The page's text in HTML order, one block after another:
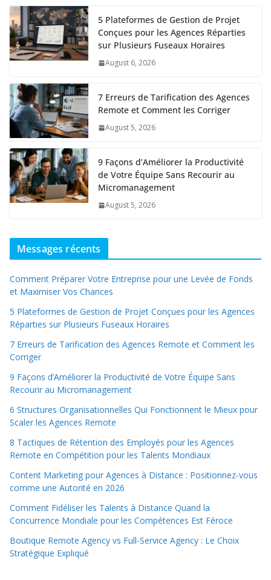
5 Plateformes de Gestion de Projet
Conçues pour les Agences Réparties
sur Plusieurs Fuseaux Horaires
August 6, 2026
7 Erreurs de Tarification des Agences
Remote et Comment les Corriger
August 5, 2026
9 Façons d’Améliorer la Productivité
de Votre Équipe Sans Recourir au
Micromanagement
August 5, 2026
Messages récents
Comment Préparer Votre Entreprise pour une Levée de Fonds
et Maximiser Vos Chances
5 Plateformes de Gestion de Projet Conçues pour les Agences
Réparties sur Plusieurs Fuseaux Horaires
7 Erreurs de Tarification des Agences Remote et Comment les
Corriger
9 Façons d’Améliorer la Productivité de Votre Équipe Sans
Recourir au Micromanagement
6 Structures Organisationnelles Qui Fonctionnent le Mieux pour
Scaler les Agences Remote
8 Tactiques de Rétention des Employés pour les Agences
Remote en Compétition pour les Talents Mondiaux
Content Marketing pour Agences à Distance : Positionnez-vous
comme une Autorité en 2026
Comment Fidéliser les Talents à Distance Quand la
Concurrence Mondiale pour les Compétences Est Féroce
Boutique Remote Agency vs Full-Service Agency : Le Choix
Stratégique Expliqué